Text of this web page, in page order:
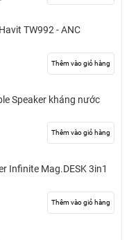
TW992 - ANC
Thêm vào giỏ hàng
Speaker kháng nước
Thêm vào giỏ hàng
Infinite Mag.DESK 3in1
Thêm vào giỏ hàng